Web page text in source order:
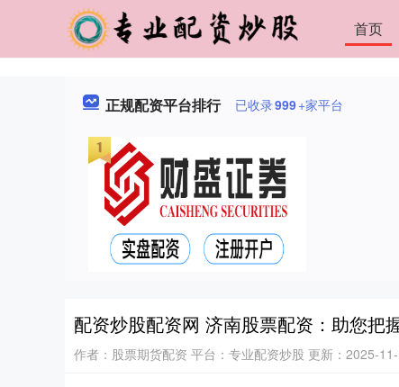
首页
正规配资平台排行 已收录999+家平台
配资炒股配资网 济南股票配资：助您把
作者：股票期货配资 平台：专业配资炒股 更新：2025-